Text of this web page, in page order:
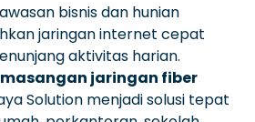
bisnis dan hunian
jaringan internet cepat
aktivitas harian.
jaringan fiber
Solution menjadi solusi tepat